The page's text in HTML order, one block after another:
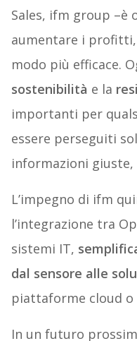
Sales, ifm group –è
aumentare i
modo più efficace.
sostenibilità e la
importanti per
essere perseguiti
informazioni giuste,
L’impegno di ifm
l’integrazione tra
sistemi IT,
dal sensore alle
piattaforme cloud o
In un futuro